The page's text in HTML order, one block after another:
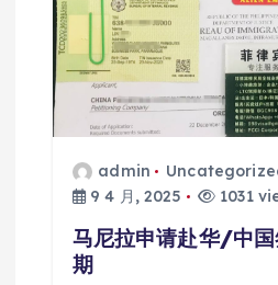
admin
9 4 月, 2025
1031
马尼拉申请赴华/中
期